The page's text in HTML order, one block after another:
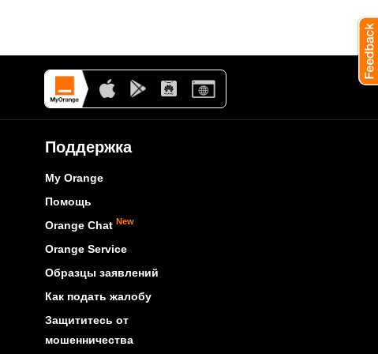
Поддержка
My Orange
Помощь
Orange Chat New
Orange Service
Образцы заявлений
Как подать жалобу
Защититесь от
мошенничества